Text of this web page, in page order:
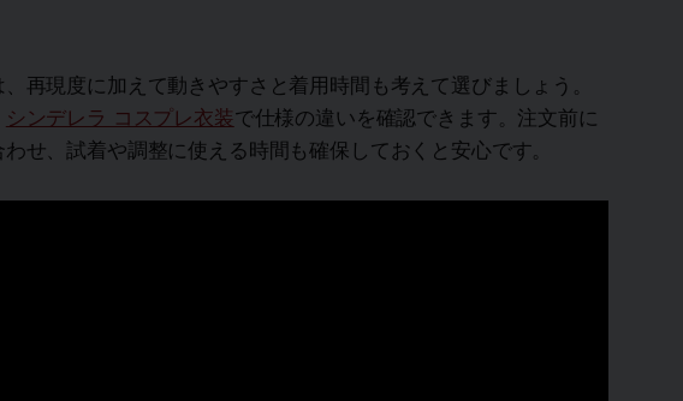
再現度に加えて動きやすさと着用時間も考えて選びましょう。
シンデレラ コスプレ衣装で仕様の違いを確認できます。注文前に
せ、試着や調整に使える時間も確保しておくと安心です。